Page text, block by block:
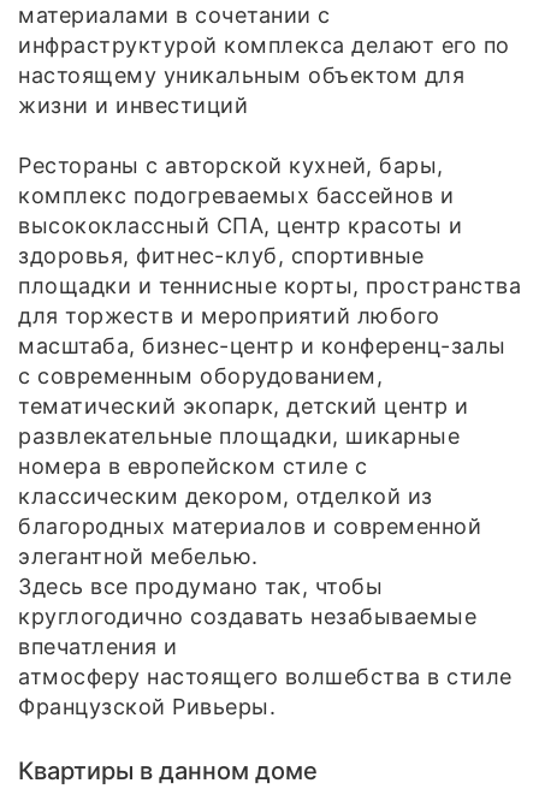
материалами в сочетании с
инфраструктурой комплекса делают его по
настоящему уникальным объектом для
жизни и инвестиций
Рестораны с авторской кухней, бары,
комплекс подогреваемых бассейнов и
высококлассный СПА, центр красоты и
здоровья, фитнес-клуб, спортивные
площадки и теннисные корты, пространства
для торжеств и мероприятий любого
масштаба, бизнес-центр и конференц-залы
с современным оборудованием,
тематический экопарк, детский центр и
развлекательные площадки, шикарные
номера в европейском стиле с
классическим декором, отделкой из
благородных материалов и современной
элегантной мебелью.
Здесь все продумано так, чтобы
круглогодично создавать незабываемые
впечатления и
атмосферу настоящего волшебства в стиле
Французской Ривьеры.
Квартиры в данном доме